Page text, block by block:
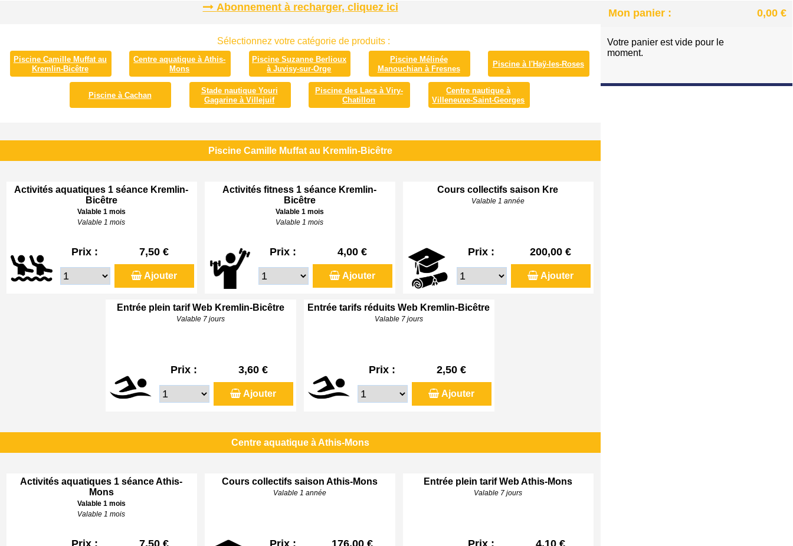
Abonnement à recharger, cliquez ici
Sélectionnez votre catégorie de produits :
Piscine Camille Muffat au
Kremlin-Bicêtre
Centre aquatique à Athis-
Mons
Piscine Suzanne Berlioux
à Juvisy-sur-Orge
Piscine Mélinée
Manouchian à Fresnes
Piscine à l'Haÿ-les-Roses
Piscine à Cachan
Stade nautique Youri
Gagarine à Villejuif
Piscine des Lacs à Viry-
Chatillon
Centre nautique à
Villeneuve-Saint-Georges
Piscine Camille Muffat au Kremlin-Bicêtre
Activités aquatiques 1 séance Kremlin-
Bicêtre
Valable 1 mois
Valable 1 mois
Prix : 7,50 €
Ajouter
Activités fitness 1 séance Kremlin-
Bicêtre
Valable 1 mois
Valable 1 mois
Prix : 4,00 €
Ajouter
Cours collectifs saison Kre
Valable 1 année
Prix : 200,00 €
Ajouter
Entrée plein tarif Web Kremlin-Bicêtre
Valable 7 jours
Prix : 3,60 €
Ajouter
Entrée tarifs réduits Web Kremlin-Bicêtre
Valable 7 jours
Prix : 2,50 €
Ajouter
Centre aquatique à Athis-Mons
Activités aquatiques 1 séance Athis-
Mons
Valable 1 mois
Valable 1 mois
Prix : 7,50 €
Cours collectifs saison Athis-Mons
Valable 1 année
Prix : 176,00 €
Entrée plein tarif Web Athis-Mons
Valable 7 jours
Prix : 4,10 €
Mon panier : 0,00 €
Votre panier est vide pour le
moment.